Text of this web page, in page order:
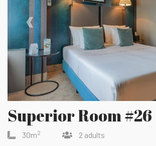
‹
Superior Room #26
30m2 2 adults